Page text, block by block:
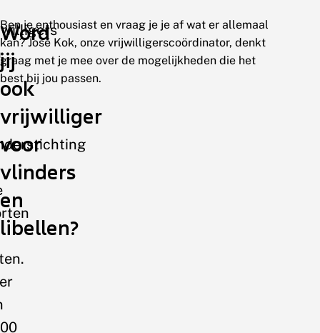
Word
jij
ook
vrijwilliger
voor
vlinders
en
libellen?
Ben je enthousiast en vraag je je af wat er allemaal
kan? José Kok, onze vrijwilligerscoördinator, denkt
graag met je mee over de mogelijkheden die het
best bij jou passen.